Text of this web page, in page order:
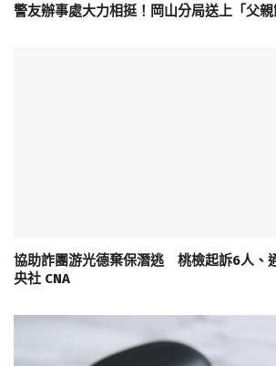
警友辦事處大力相挺！岡山分局送上「父
協助詐團游光德棄保潛逃 桃檢起訴6人、
央社 CNA